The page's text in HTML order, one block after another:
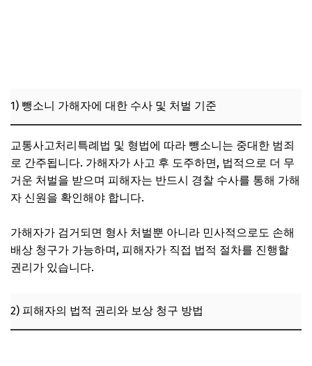
1) 뺑소니 가해자에 대한 수사 및 처벌 기준
교통사고처리특례법 및 형법에 따라 뺑소니는 중대한 범죄
로 간주됩니다. 가해자가 사고 후 도주하면, 법적으로 더 무
거운 처벌을 받으며 피해자는 반드시 경찰 수사를 통해 가해
자 신원을 확인해야 합니다.
가해자가 검거되면 형사 처벌뿐 아니라 민사적으로도 손해
배상 청구가 가능하며, 피해자가 직접 법적 절차를 진행할
권리가 있습니다.
2) 피해자의 법적 권리와 보상 청구 방법